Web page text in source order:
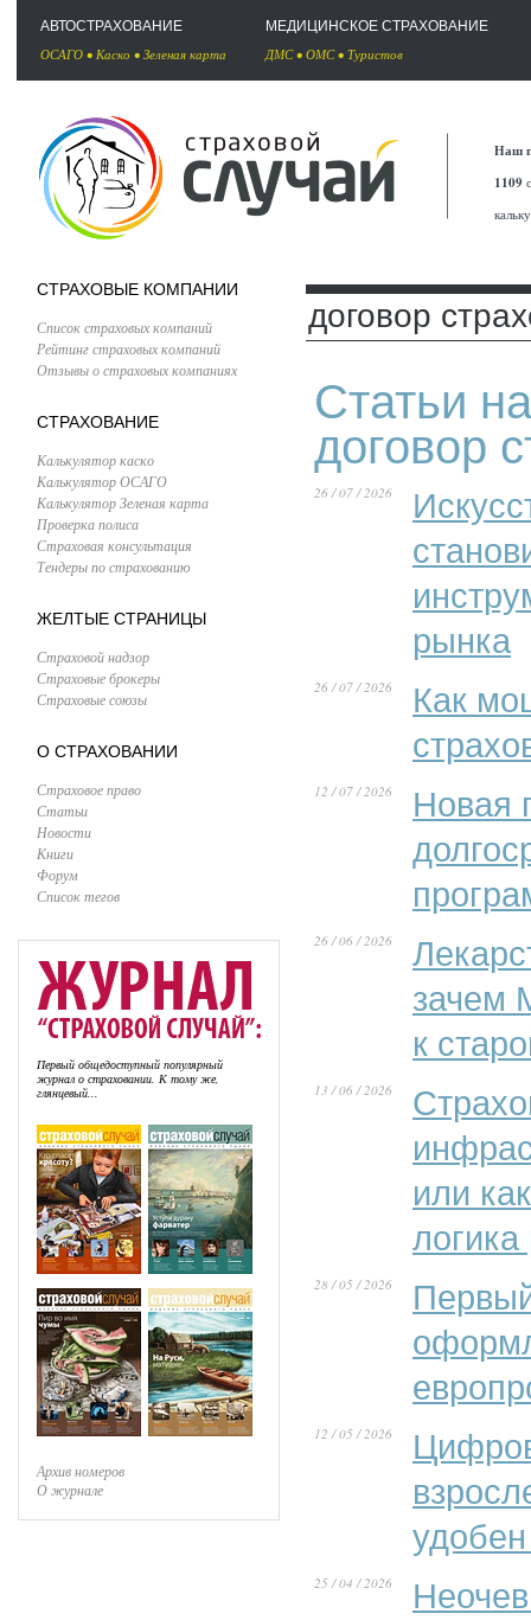
АВТОСТРАХОВАНИЕ
ОСАГО • Каско • Зеленая карта
МЕДИЦИНСКОЕ СТРАХОВАНИЕ
ДМС• ОМС• Туристов
Наш
1109
СТРАХОВЫЕ КОМПАНИИ
Список страховых компаний
Рейтинг страховых компаний
Отзывы о страховых компаниях
СТРАХОВАНИЕ
Калькулятор каско
Калькулятор ОСАГО
Калькулятор Зеленая карта
Проверка полиса
Страховая консультация
Тендеры по страхованию
ЖЕЛТЫЕ СТРАНИЦЫ
Страховой надзор
Страховые брокеры
Страховые союзы
О СТРАХОВАНИИ
Страховое право
Статьи
Новости
Книги
Форум
Список тегов
Первый общедоступный популярный
журнал о страховании. К тому же,
глянцевый...
Архив номеров
О журнале
договор
Статьи
договор
26 / 07 / 2026
рынка
26 / 07 / 2026
Как
12 / 07 / 2026
Новая
26 / 06 / 2026
зачем
к
13 / 06 / 2026
или
28 / 05 / 2026
12 / 05 / 2026
25 / 04 / 2026